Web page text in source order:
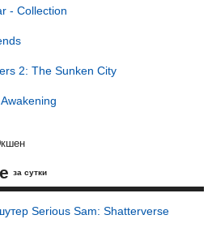
- Collection
2: The Sunken City
за сутки
Serious Sam: Shatterverse